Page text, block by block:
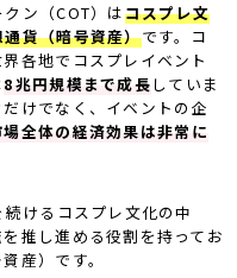
ン（COT）はコスプレ文
貨（暗号資産）です。コ
各地でコスプレイベント
8兆円規模まで成長 していま
けでなく、イベントの企
全体の経済効果は非常に
けるコスプレ文化の中
推し進める役割を持ってお
産）です。